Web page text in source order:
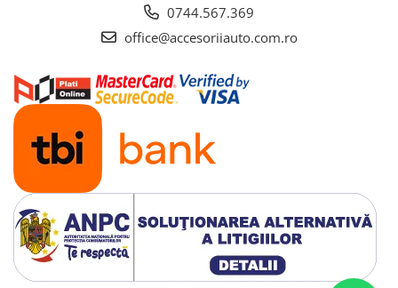
Huse Volan din Piele Ecologica
Huse Volan din Piele Ecologica cu
Huse Volan Piele Naturala
Huse Volan Silicon
Nuca Volan
Odorizante Auto
Oglinda Retrovizoare
Ornamente Auto
Ornamente Pedale Auto
Ornamente Protectie Portiera
Ornamente Schimbator Viteza
0744.567.369
office@accesoriiauto.com.ro